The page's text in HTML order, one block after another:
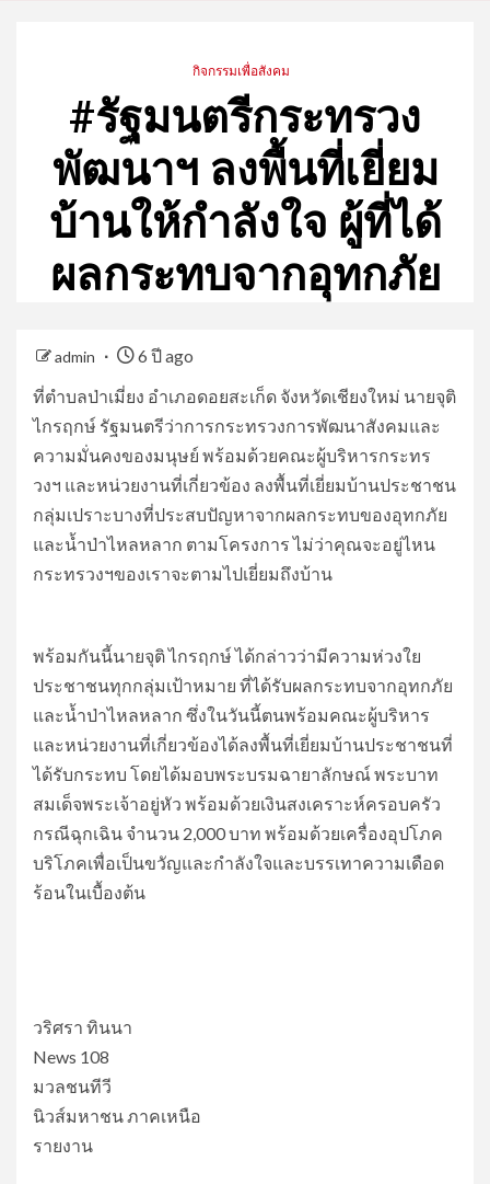
กิจกรรมเพื่อสังคม
#รัฐมนตรีกระทรวง
พัฒนาฯ ลงพื้นที่เยี่ยม
บ้านให้กำลังใจ ผู้ที่ได้
ผลกระทบจากอุทกภัย
admin
6 ปี ago
ที่ตำบลป่าเมี่ยง อำเภอดอยสะเก็ด จังหวัดเชียงใหม่ นายจุติ
ไกรฤกษ์ รัฐมนตรีว่าการกระทรวงการพัฒนาสังคมและ
ความมั่นคงของมนุษย์ พร้อมด้วยคณะผู้บริหารกระทร
วงฯ และหน่วยงานที่เกี่ยวข้อง ลงพื้นที่เยี่ยมบ้านประชาชน
กลุ่มเปราะบางที่ประสบปัญหาจากผลกระทบของอุทกภัย
และน้ำป่าไหลหลาก ตามโครงการ ไม่ว่าคุณจะอยู่ไหน
กระทรวงฯของเราจะตามไปเยี่ยมถึงบ้าน
พร้อมกันนี้นายจุติ​ ไกรฤกษ์ ได้กล่าวว่ามีความห่วงใย
ประชาชนทุกกลุ่มเป้าหมาย ที่ได้รับผลกระทบจากอุทกภัย
และน้ำป่าไหลหลาก ซึ่งในวันนี้ตนพร้อมคณะผู้บริหาร
และหน่วยงานที่เกี่ยวข้องได้ลงพื้นที่เยี่ยมบ้านประชาชนที่
ได้รับกระทบ โดยได้มอบพระบรมฉายาลักษณ์ พระบาท
สมเด็จพระเจ้าอยู่หัว พร้อมด้วยเงินสงเคราะห์ครอบครัว
กรณีฉุกเฉิน จำนวน 2,000 บาท พร้อมด้วยเครื่องอุปโภค
บริโภคเพื่อเป็นขวัญและกำลังใจและบรรเทาความเดือด
ร้อนในเบื้องต้น
วริศรา ทินนา
News 108
มวลชนทีวี
นิวส์มหาชน ภาคเหนือ
รายงาน